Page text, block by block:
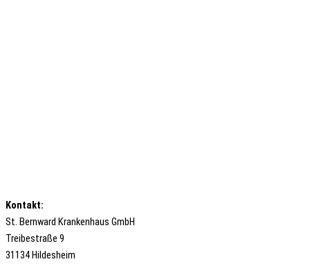
Kontakt:
St. Bernward Krankenhaus GmbH
Treibestraße 9
31134 Hildesheim